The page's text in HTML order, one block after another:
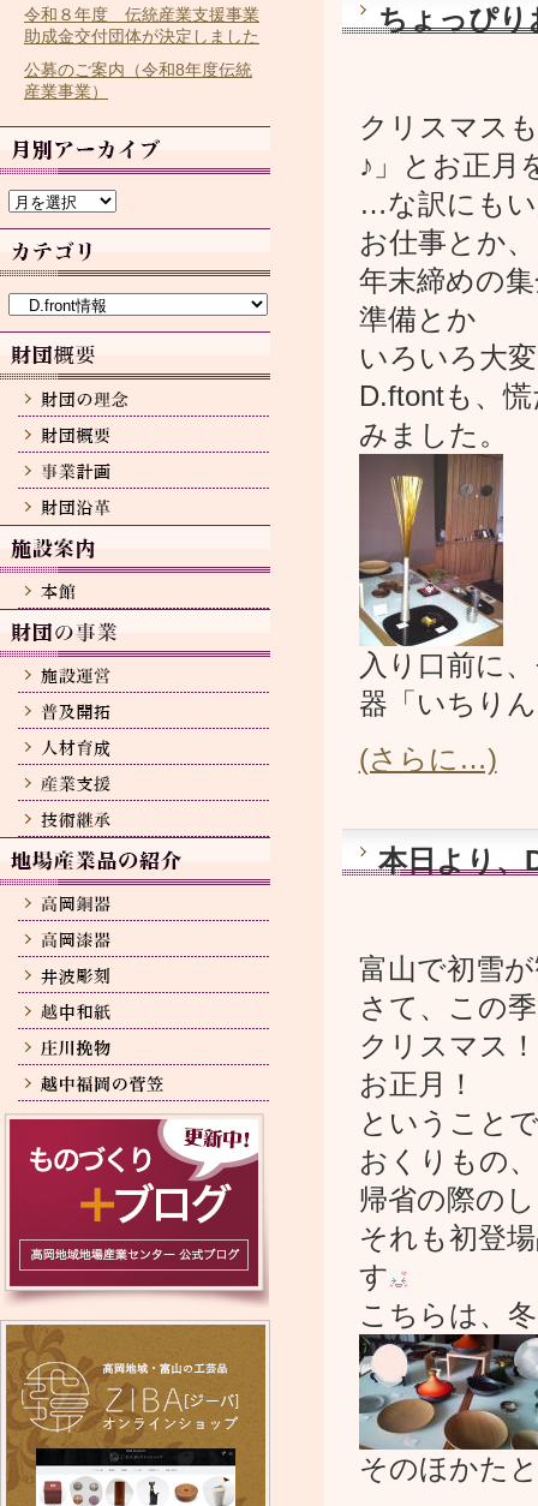
ちょっぴ
クリスマス
♪」とお正月
…な訳にも
お仕事とか、
年末締めの
準備とか
いろいろ大
D.ftontも、
みました。
入り口前に
器「いちり
(さらに…)
本日より、
富山で初雪
さて、この
クリスマス！
お正月！
ということ
おくりもの、
帰省の際の
それも初登
す
こちらは、
そのほかた
令和８年度 伝統産業支援事業
助成金交付団体が決定しました
公募のご案内（令和8年度伝統
産業事業）
ー
カ
イ
ブ
ゴ
リ
ー